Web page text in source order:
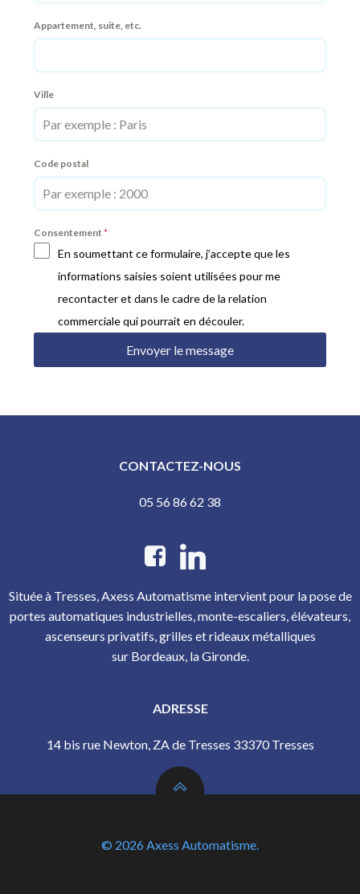
Appartement, suite, etc.
Ville
Code postal
Consentement *
En soumettant ce formulaire, j’accepte que les
informations saisies soient utilisées pour me
recontacter et dans le cadre de la relation
commerciale qui pourrait en découler.
Envoyer le message
CONTACTEZ-NOUS
05 56 86 62 38
Située à Tresses, Axess Automatisme intervient pour la pose de
portes automatiques industrielles, monte-escaliers, élévateurs,
ascenseurs privatifs, grilles et rideaux métalliques
sur Bordeaux, la Gironde.
ADRESSE
14 bis rue Newton, ZA de Tresses 33370 Tresses
© 2026 Axess Automatisme.